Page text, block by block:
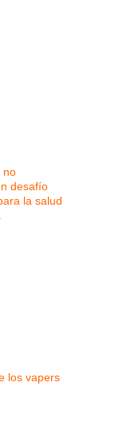
no
desafío
la salud
los vapers